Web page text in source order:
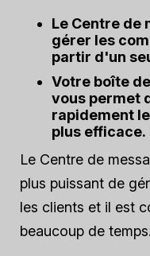
Le Centre de
gérer les
partir d'un
Votre boîte
vous permet
rapidement
plus efficace.
Le Centre de
plus puissant de
les clients et il est
beaucoup de temps.